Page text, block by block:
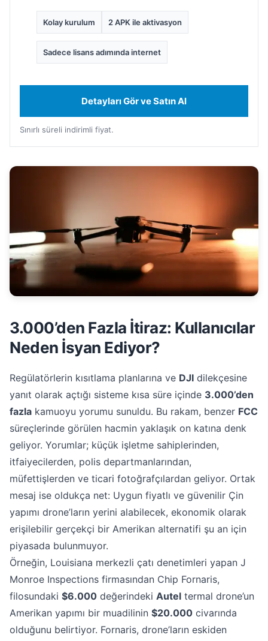
Kolay kurulum 2 APK ile aktivasyon
Sadece lisans adımında internet
Detayları Gör ve Satın Al
Sınırlı süreli indirimli fiyat.
3.000’den Fazla İtiraz: Kullanıcılar
Neden İsyan Ediyor?
Regülatörlerin kısıtlama planlarına ve DJI dilekçesine
yanıt olarak açtığı sisteme kısa süre içinde 3.000’den
fazla kamuoyu yorumu sunuldu. Bu rakam, benzer FCC
süreçlerinde görülen hacmin yaklaşık on katına denk
geliyor. Yorumlar; küçük işletme sahiplerinden,
itfaiyecilerden, polis departmanlarından,
müfettişlerden ve ticari fotoğrafçılardan geliyor. Ortak
mesaj ise oldukça net: Uygun fiyatlı ve güvenilir Çin
yapımı drone’ların yerini alabilecek, ekonomik olarak
erişilebilir gerçekçi bir Amerikan alternatifi şu an için
piyasada bulunmuyor.
Örneğin, Louisiana merkezli çatı denetimleri yapan J
Monroe Inspections firmasından Chip Fornaris,
filosundaki $6.000 değerindeki Autel termal drone’un
Amerikan yapımı bir muadilinin $20.000 civarında
olduğunu belirtiyor. Fornaris, drone’ların eskiden